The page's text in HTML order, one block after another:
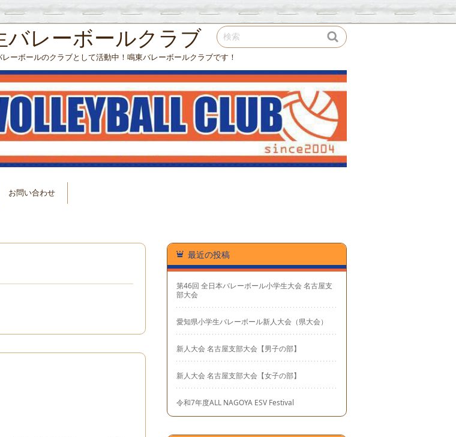
バレーボールクラブ
ーボールのクラブとして活動中！鳴東バレーボールクラブです！
お問い合わせ
最近の投稿
第46回 全日本バレーボール小学生大会 名古屋支
部大会
愛知県小学生バレーボール新人大会（県大会）
新人大会 名古屋支部大会【男子の部】
新人大会 名古屋支部大会【女子の部】
令和7年度ALL NAGOYA ESV Festival